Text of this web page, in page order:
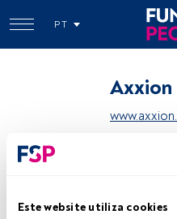
Este website utiliza cookies
PT
Axxion